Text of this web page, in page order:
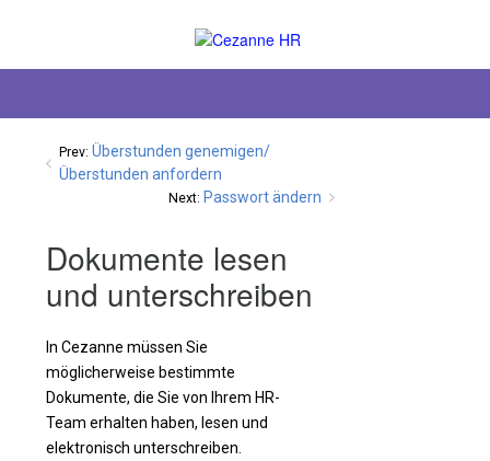
Prev: Überstunden genemigen/
Überstunden anfordern
Next: Passwort ändern
Dokumente lesen
und unterschreiben
In Cezanne müssen Sie
möglicherweise bestimmte
Dokumente, die Sie von Ihrem HR-
Team erhalten haben, lesen und
elektronisch unterschreiben.